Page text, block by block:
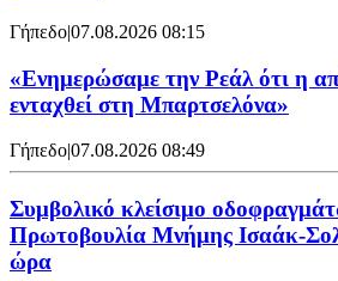
Γήπεδο|07.08.2026 08:15
«Ενημερώσαμε την Ρεάλ ότι η
ενταχθεί στη Μπαρτσελόνα»
Γήπεδο|07.08.2026 08:49
Συμβολικό κλείσιμο
Πρωτοβουλία Μνήμης Ισαάκ-
ώρα